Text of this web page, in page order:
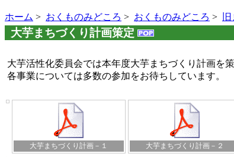
ホーム > おくものみどころ > おくものみどころ >
大芋まちづくり計画策定
大芋活性化委員会では本年度大芋まちづくり計画を策
各事業については多数の参加をお待ちしています。
大芋まちづくり計画－１ 大芋まちづくり計画－２